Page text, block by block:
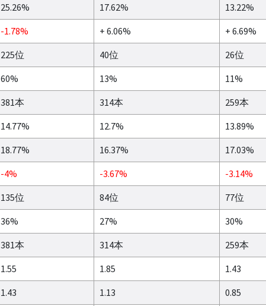
25.26% 17.62% 13.22%
-1.78% + 6.06% + 6.69%
225位 40位 26位
60% 13% 11%
381本 314本 259本
14.77% 12.7% 13.89%
18.77% 16.37% 17.03%
-4% -3.67% -3.14%
135位 84位 77位
36% 27% 30%
381本 314本 259本
1.55 1.85 1.43
1.43 1.13 0.85